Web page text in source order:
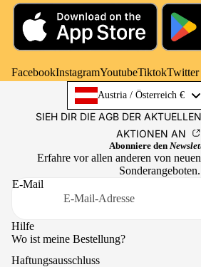
FacebookInstagramYoutubeTiktokTwitter
Austria / Österreich €
SIEH DIR DIE AGB DER
AKTIONEN AN
Abonniere den
Erfahre vor allen anderen von
Sonderangeboten.
E-Mail
Hilfe
Wo ist meine Bestellung?
Haftungsausschluss